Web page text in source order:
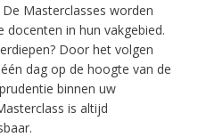
Masterclasses worden
docenten in hun vakgebied.
Door het volgen
dag op de hoogte van de
binnen uw
is altijd